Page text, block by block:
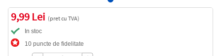
9,99 Lei (pret cu TVA)
In stoc
10 puncte de fidelitate